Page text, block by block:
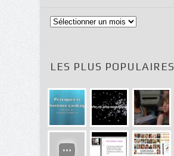
Archives
LES PLUS POPULAIRES